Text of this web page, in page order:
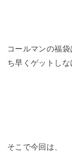
コールマンの福
ち早くゲットしな
そこで今回は、